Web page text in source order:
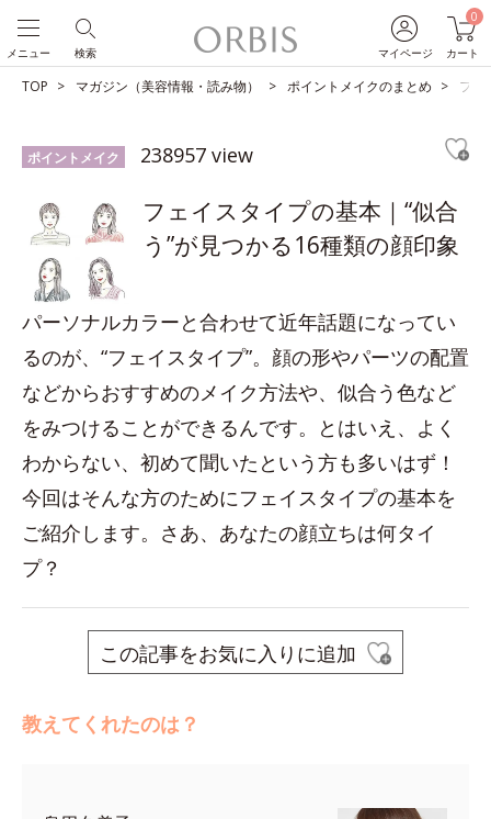
マイページ
0
カート
検索
メニュー
TOP マガジン（美容情報・読み物） ポイントメイクのまとめ フェ
ポイントメイク 238957 view
フェイスタイプの基本｜“似合
う”が見つかる16種類の顔印象
パーソナルカラーと合わせて近年話題になってい
るのが、“フェイスタイプ”。顔の形やパーツの配置
などからおすすめのメイク方法や、似合う色など
をみつけることができるんです。とはいえ、よく
わからない、初めて聞いたという方も多いはず！
今回はそんな方のためにフェイスタイプの基本を
ご紹介します。さあ、あなたの顔立ちは何タイ
プ？
この記事をお気に入りに追加
教えてくれたのは？